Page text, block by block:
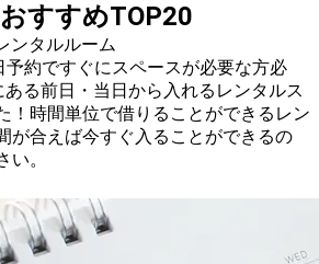
すすめTOP20
ンタルルーム
約ですぐにスペースが必要な方必
る前日・当日から入れるレンタルス
！時間単位で借りることができるレン
が合えば今すぐ入ることができるの
。